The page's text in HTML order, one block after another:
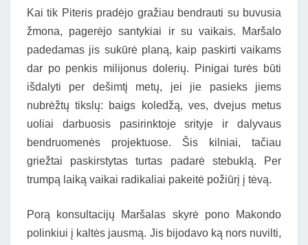
Kai tik Piteris pradėjo gražiau bendrauti su buvusia
žmona, pagerėjo santykiai ir su vaikais. Maršalo
padedamas jis sukūrė planą, kaip paskirti vaikams
dar po penkis milijonus dolerių. Pinigai turės būti
išdalyti per dešimtį metų, jei jie pasieks jiems
nubrėžtų tikslų: baigs koledžą, ves, dvejus metus
uoliai darbuosis pasirinktoje srityje ir dalyvaus
bendruomenės projektuose. Šis kilniai, tačiau
griežtai paskirstytas turtas padarė stebuklą. Per
trumpą laiką vaikai radikaliai pakeitė požiūrį į tėvą.
Porą konsultacijų Maršalas skyrė pono Makondo
polinkiui į kaltės jausmą. Jis bijodavo ką nors nuvilti,